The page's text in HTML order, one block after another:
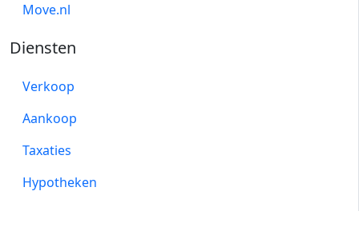
Move.nl
Diensten
Verkoop
Aankoop
Taxaties
Hypotheken